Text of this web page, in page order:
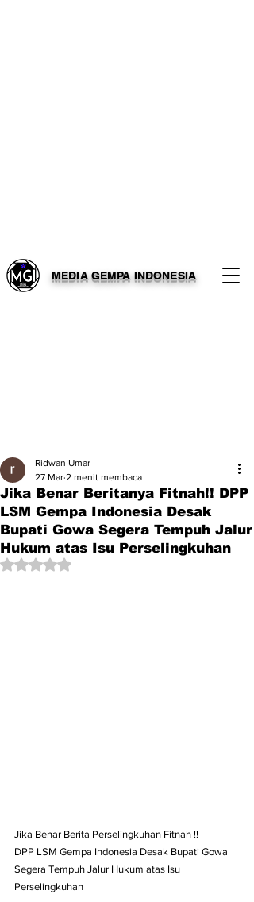
MEDIA GEMPA INDONESIA
Jika Benar Beritanya Fitnah!! DPP
LSM Gempa Indonesia Desak
Bupati Gowa Segera Tempuh Jalur
Hukum atas Isu Perselingkuhan
Ridwan Umar
27 Mar 2 menit membaca
Dinilai NaN dari 5 bintang.
Jika Benar Berita Perselingkuhan Fitnah !!
DPP LSM Gempa Indonesia Desak Bupati Gowa
Segera Tempuh Jalur Hukum atas Isu
Perselingkuhan